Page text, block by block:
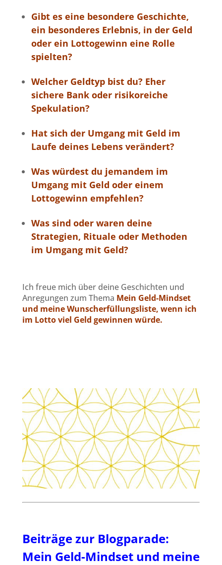
Gibt es eine besondere Geschichte,
ein besonderes Erlebnis, in der Geld
oder ein Lottogewinn eine Rolle
spielten?
Welcher Geldtyp bist du? Eher
sichere Bank oder risikoreiche
Spekulation?
Hat sich der Umgang mit Geld im
Laufe deines Lebens verändert?
Was würdest du jemandem im
Umgang mit Geld oder einem
Lottogewinn empfehlen?
Was sind oder waren deine
Strategien, Rituale oder Methoden
im Umgang mit Geld?
Ich freue mich über deine Geschichten und
Anregungen zum Thema Mein Geld-Mindset
und meine Wunscherfüllungsliste, wenn ich
im Lotto viel Geld gewinnen würde.
Beiträge zur Blogparade:
Mein Geld-Mindset und meine